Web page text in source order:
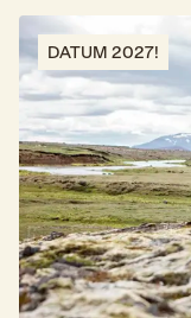
DATUM 2027!